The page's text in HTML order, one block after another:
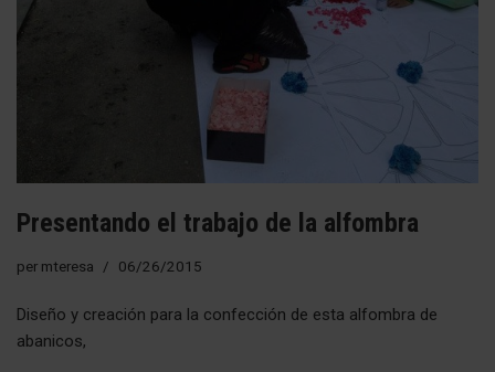
Presentando el trabajo de la alfombra
per mteresa 06/26/2015
Diseño y creación para la confección de esta alfombra de
abanicos,